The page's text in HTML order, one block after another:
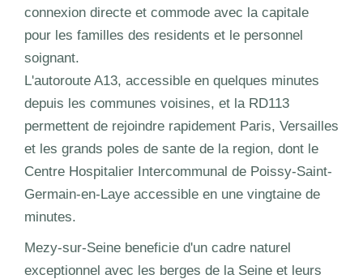
connexion directe et commode avec la capitale
pour les familles des residents et le personnel
soignant.
L'autoroute A13, accessible en quelques minutes
depuis les communes voisines, et la RD113
permettent de rejoindre rapidement Paris, Versailles
et les grands poles de sante de la region, dont le
Centre Hospitalier Intercommunal de Poissy-Saint-
Germain-en-Laye accessible en une vingtaine de
minutes.
Mezy-sur-Seine beneficie d'un cadre naturel
exceptionnel avec les berges de la Seine et leurs